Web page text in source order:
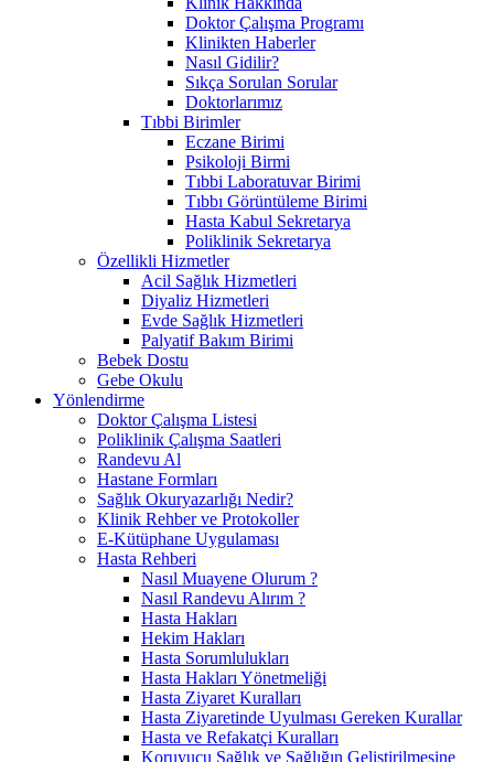
Doktor Çalışma Programı
Klinikten Haberler
Nasıl Gidilir?
Sıkça Sorulan Sorular
Doktorlarımız
Tıbbi Birimler
Eczane Birimi
Psikoloji Birmi
Tıbbi Laboratuvar Birimi
Tıbbı Görüntüleme Birimi
Hasta Kabul Sekretarya
Poliklinik Sekretarya
Özellikli Hizmetler
Acil Sağlık Hizmetleri
Diyaliz Hizmetleri
Evde Sağlık Hizmetleri
Palyatif Bakım Birimi
Bebek Dostu
Gebe Okulu
Yönlendirme
Doktor Çalışma Listesi
Poliklinik Çalışma Saatleri
Randevu Al
Hastane Formları
Sağlık Okuryazarlığı Nedir?
Klinik Rehber ve Protokoller
E-Kütüphane Uygulaması
Hasta Rehberi
Nasıl Muayene Olurum ?
Nasıl Randevu Alırım ?
Hasta Hakları
Hekim Hakları
Hasta Sorumlulukları
Hasta Hakları Yönetmeliği
Hasta Ziyaret Kuralları
Hasta Ziyaretinde Uyulması Gereken Kurallar
Hasta ve Refakatçi Kuralları
Koruyucu Sağlık ve Sağlığın Geliştirilmesine